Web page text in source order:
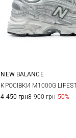
4,5 US 5 US
NEW BALANCE
КРОСІВКИ M1000G
4 450 грн8 900 грн-50%